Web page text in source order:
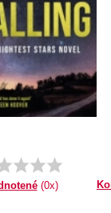
(0x)